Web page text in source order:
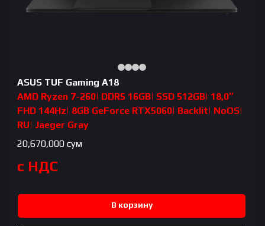
ASUS TUF Gaming A18
AMD Ryzen 7-260| DDR5 16GB| SSD 512GB| 18,0″
FHD 144Hz| 8GB GeForce RTX5060| Backlit| NoOS|
RU| Jaeger Gray
20,670,000 сум
с НДС
В корзину